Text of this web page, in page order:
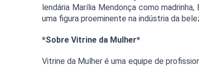
lendária Marília Mendonça como
uma figura proeminente na indústria da
*Sobre Vitrine da Mulher*
Vitrine da Mulher é uma equipe de